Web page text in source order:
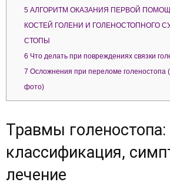
5 АЛГОРИТМ ОКАЗАНИЯ ПЕРВОЙ
КОСТЕЙ ГОЛЕНИ И ГОЛЕНОСТОПНОГО
СТОПЫ
6 Что делать при повреждениях связки
7 Осложнения при переломе голеностопа
фото)
Травмы голеностопа:
классификация,
лечение